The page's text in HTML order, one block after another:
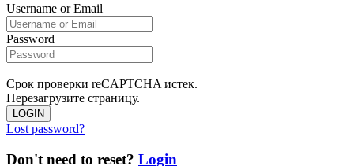
Username or Email
Password
Срок проверки reCAPTCHA истек.
Перезагрузите страницу.
LOGIN
Lost password?
Don't need to reset? Login